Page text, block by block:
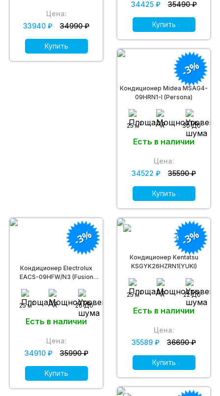
Цена:
33940 ₽
34990 ₽
Купить
34425 ₽ 35490 ₽
Купить
Кондиционер Midea MSAG4-
09HRN1-I (Persona)
25 м2 A 30 Дб
Есть в наличии
-3%
Цена:
34522 ₽
35590 ₽
Купить
Кондиционер Electrolux
EACS-09HFW/N3 (Fusion
25 м2 A 26 Дб
Есть в наличии
-3%
Цена:
34910 ₽
35990 ₽
Купить
Кондиционер Kentatsu
KSGYK26HZRN1(YUKI)
25 м2 A 22 Дб
Есть в наличии
-3%
Цена:
35589 ₽
36690 ₽
Купить